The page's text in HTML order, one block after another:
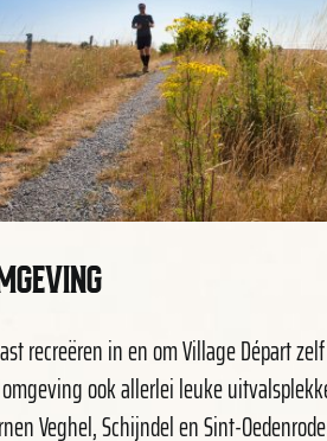
recreëren in en om Village Départ
ook allerlei leuke
Veghel, Schijndel en Sint-